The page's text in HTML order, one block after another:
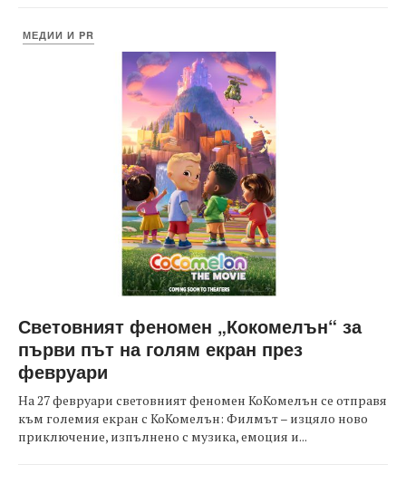
МЕДИИ И PR
Световният феномен „Кокомелън“ за
първи път на голям екран през
февруари
На 27 февруари световният феномен КоКомелън се отправя
към големия екран с КоКомелън: Филмът – изцяло ново
приключение, изпълнено с музика, емоция и...